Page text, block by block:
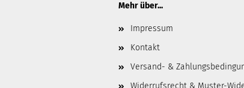
Mehr über...
Impressum
Kontakt
Versand- &
Widerrufsrecht & Muster-